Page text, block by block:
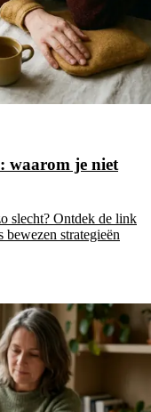
waarom je niet
slecht? Ontdek de link
strategieën